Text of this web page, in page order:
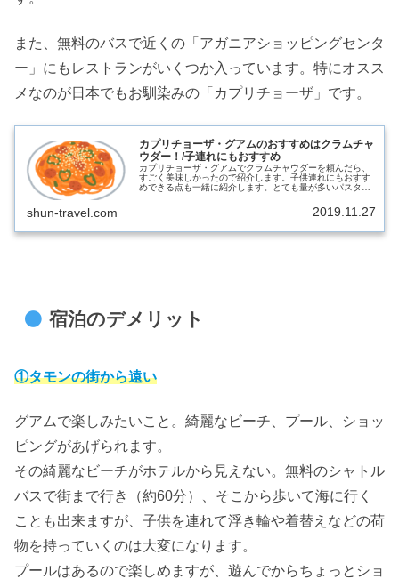
また、無料のバスで近くの「アガニアショッピングセンタ
ー」にもレストランがいくつか入っています。特にオスス
メなのが日本でもお馴染みの「カプリチョーザ」です。
カプリチョーザ・グアムのおすすめはクラムチャ
ウダー！/子連れにもおすすめ
カプリチョーザ・グアムでクラムチャウダーを頼んだら、
すごく美味しかったので紹介します。子供連れにもおすす
めできる点も一緒に紹介します。とても量が多いパスタは
shun-travel.com 2019.11.27
宿泊のデメリット
①タモンの街から遠い
グアムで楽しみたいこと。綺麗なビーチ、プール、ショッ
ピングがあげられます。
その綺麗なビーチがホテルから見えない。無料のシャトル
バスで街まで行き（約60分）、そこから歩いて海に行く
ことも出来ますが、子供を連れて浮き輪や着替えなどの荷
物を持っていくのは大変になります。
プールはあるので楽しめますが、遊んでからちょっとショ